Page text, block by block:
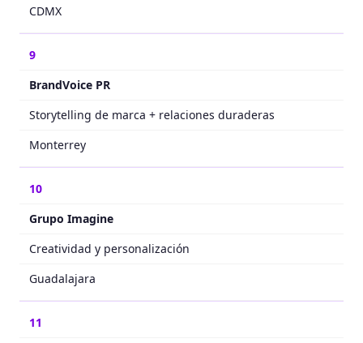
CDMX
9
BrandVoice PR
Storytelling de marca + relaciones duraderas
Monterrey
10
Grupo Imagine
Creatividad y personalización
Guadalajara
11